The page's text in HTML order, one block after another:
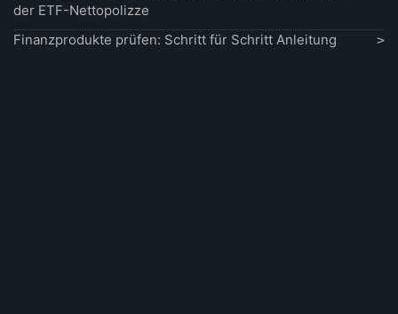
der ETF-Nettopolizze
Finanzprodukte prüfen: Schritt für Schritt Anleitung